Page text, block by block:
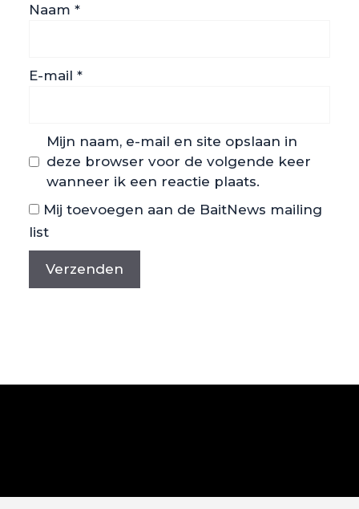
Naam *
E-mail *
Mijn naam, e-mail en site opslaan in
deze browser voor de volgende keer
wanneer ik een reactie plaats.
Mij toevoegen aan de BaitNews mailing
list